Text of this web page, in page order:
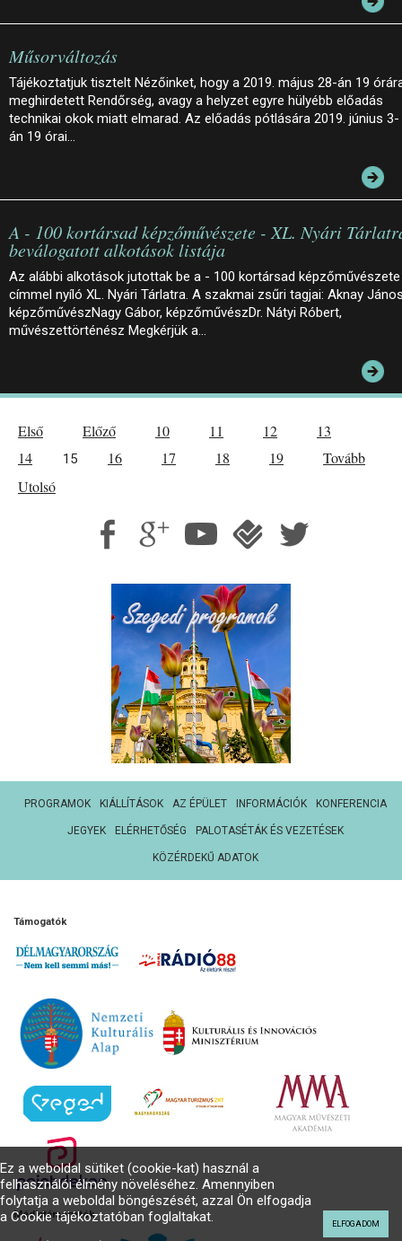
Műsorváltozás
Tájékoztatjuk tisztelt Nézőinket, hogy a 2019. május 28-án 19
meghirdetett Rendőrség, avagy a helyzet egyre hülyébb előadás
technikai okok miatt elmarad. Az előadás pótlására 2019. június 3-
án 19 órai…
A - 100 kortársad képzőművészete - XL. Nyári
beválogatott alkotások listája
Az alábbi alkotások jutottak be a - 100 kortársad
címmel nyíló XL. Nyári Tárlatra. A szakmai zsűri tagjai: Aknay
képzőművészNagy Gábor, képzőművészDr. Nátyi Róbert,
művészettörténész Megkérjük a…
Első Előző 10 11 12
13
14
15 16 17 18 19
Tovább
Utolsó
PROGRAMOK KIÁLLÍTÁSOK AZ ÉPÜLET INFORMÁCIÓK KONFERENCIA
JEGYEK ELÉRHETŐSÉG PALOTASÉTÁK ÉS VEZETÉSEK
KÖZÉRDEKŰ ADATOK
Támogatók
Médiatámogatók
Ez a weboldal sütiket (cookie-kat) használ a
felhasználói élmény növeléséhez. Amennyiben
folytatja a weboldal böngészését, azzal Ön elfogadja
a Cookie tájékoztatóban foglaltakat.
ELFOGADOM